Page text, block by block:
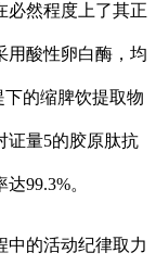
必然程度上了其正
用酸性卵白酶，均
下的缩脾饮提取物
证量5的胶原肽抗
99.3%。
的活动纪律取力